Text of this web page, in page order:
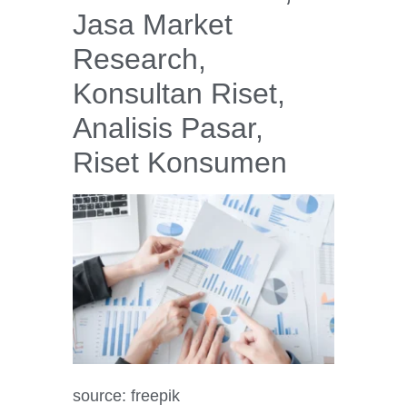
Jasa Market
Research,
Konsultan Riset,
Analisis Pasar,
Riset Konsumen
source: freepik